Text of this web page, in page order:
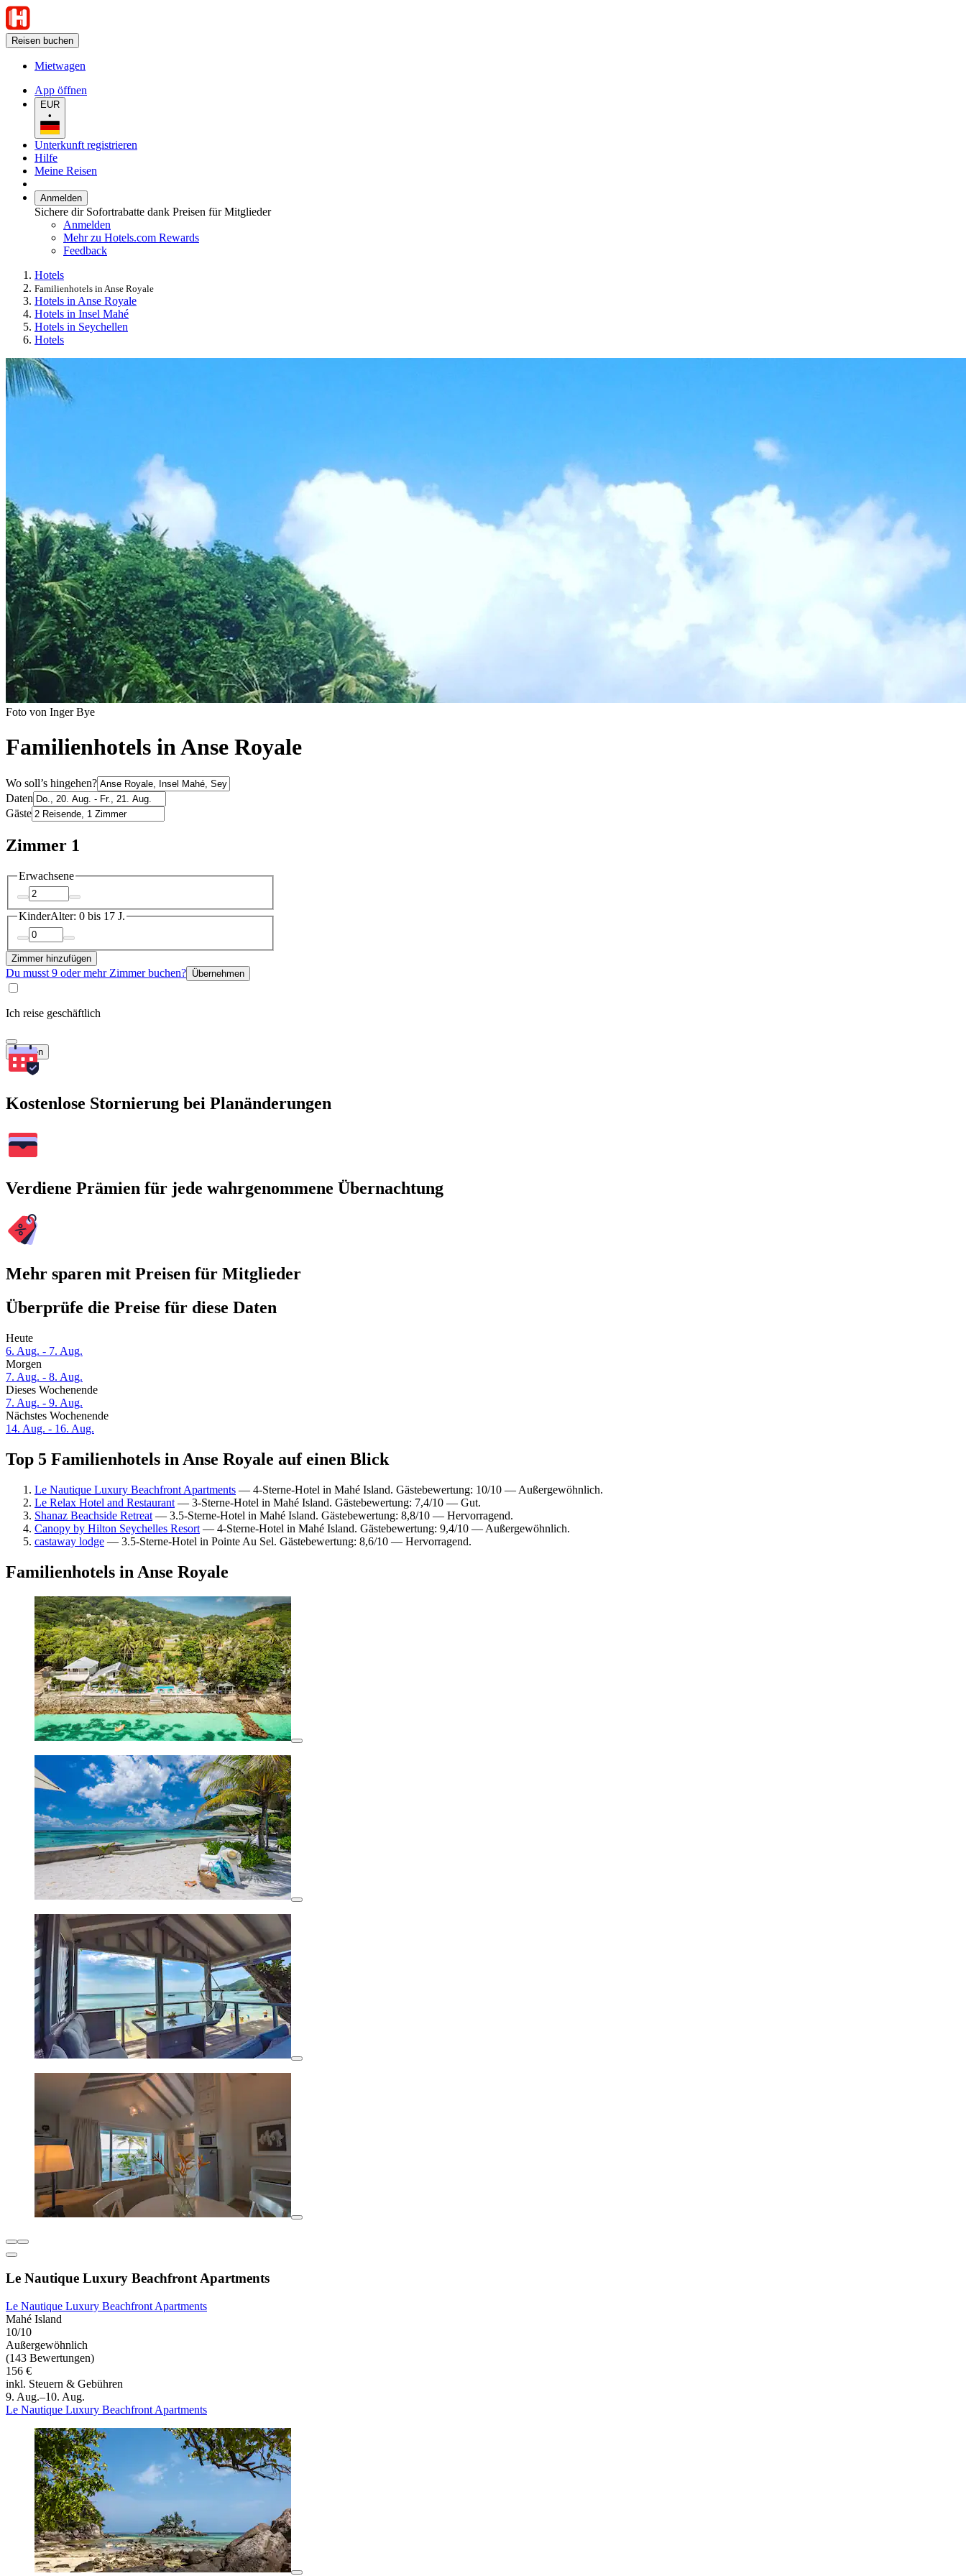
Reisen buchen
Mietwagen
App öffnen
EUR
•
Unterkunft registrieren
Hilfe
Meine Reisen
Anmelden
Sichere dir Sofortrabatte dank Preisen für Mitglieder
Anmelden
Mehr zu Hotels.com Rewards
Feedback
Hotels
Familienhotels in Anse Royale
Hotels in Anse Royale
Hotels in Insel Mahé
Hotels in Seychellen
Hotels
Foto von Inger Bye
Familienhotels in Anse Royale
Wo soll’s hingehen?
Daten
Gäste
Zimmer 1
Erwachsene
KinderAlter: 0 bis 17 J.
Zimmer hinzufügen
Du musst 9 oder mehr Zimmer buchen? Übernehmen
Ich reise geschäftlich
Suchen
Kostenlose Stornierung bei Planänderungen
Verdiene Prämien für jede wahrgenommene Übernachtung
Mehr sparen mit Preisen für Mitglieder
Überprüfe die Preise für diese Daten
Heute
6. Aug. - 7. Aug.
Morgen
7. Aug. - 8. Aug.
Dieses Wochenende
7. Aug. - 9. Aug.
Nächstes Wochenende
14. Aug. - 16. Aug.
Top 5 Familienhotels in Anse Royale auf einen Blick
Le Nautique Luxury Beachfront Apartments — 4-Sterne-Hotel in Mahé Island. Gästebewertung: 10/10 — Außergewöhnlich.
Le Relax Hotel and Restaurant — 3-Sterne-Hotel in Mahé Island. Gästebewertung: 7,4/10 — Gut.
Shanaz Beachside Retreat — 3.5-Sterne-Hotel in Mahé Island. Gästebewertung: 8,8/10 — Hervorragend.
Canopy by Hilton Seychelles Resort — 4-Sterne-Hotel in Mahé Island. Gästebewertung: 9,4/10 — Außergewöhnlich.
castaway lodge — 3.5-Sterne-Hotel in Pointe Au Sel. Gästebewertung: 8,6/10 — Hervorragend.
Familienhotels in Anse Royale
Le Nautique Luxury Beachfront Apartments
Le Nautique Luxury Beachfront Apartments
Mahé Island
10/10
Außergewöhnlich
(143 Bewertungen)
156 €
inkl. Steuern & Gebühren
9. Aug.–10. Aug.
Le Nautique Luxury Beachfront Apartments